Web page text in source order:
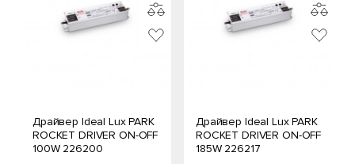
Драйвер Ideal Lux PARK
ROCKET DRIVER ON-OFF
100W 226200
Драйвер Ideal Lux PARK
ROCKET DRIVER ON-OFF
185W 226217